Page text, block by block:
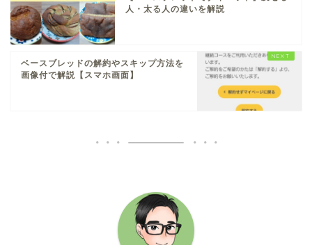
人・太る人の違いを解説
ベースブレッドの解約やスキップ方法を
画像付で解説【スマホ画面】